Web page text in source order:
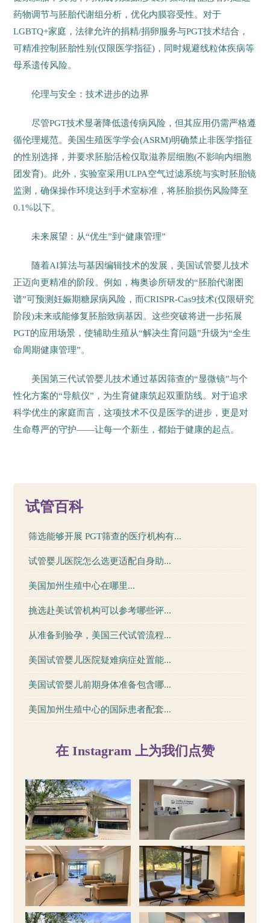
药物调节与胚胎代谢组分析，优化内膜容受性。对于
LGBTQ+家庭，法律允许的捐精/捐卵服务与PGT技术结合，
可精准控制胚胎性别(仅限医学指征)，同时规避线粒体疾病等
母系遗传风险。
伦理与安全：技术进步的边界
尽管PGT技术显著降低遗传病风险，但其应用仍需严格遵
循伦理规范。美国生殖医学学会(ASRM)明确禁止非医学指征
的性别选择，并要求胚胎活检仅取滋养层细胞(不影响内细胞
团发育)。此外，实验室采用ULPA空气过滤系统与实时胚胎镜
监测，确保操作环境达到手术室标准，将胚胎损伤风险降至
0.1%以下。
未来展望：从“优生”到“健康管理”
随着AI算法与基因编辑技术的发展，美国试管婴儿技术
正迈向更精准的阶段。例如，梅奥诊所研发的“胚胎代谢图
谱”可预测妊娠期糖尿病风险，而CRISPR-Cas9技术(仅限研究
阶段)未来或能修复胚胎致病基因。这些突破将进一步拓展
PGT的应用场景，使辅助生殖从“解决生育问题”升级为“全生
命周期健康管理”。
美国第三代试管婴儿技术通过基因筛查的“显微镜”与个
性化方案的“导航仪”，为生育健康筑起双重防线。对于追求
科学优生的家庭而言，这项技术不仅是医学的进步，更是对
生命尊严的守护——让每一个新生，都始于健康的起点。
试管百科
筛选能够开展 PGT筛查的医疗机构有...
试管婴儿医院怎么选更适配自身助...
美国加州生殖中心在哪里...
挑选赴美试管机构可以参考哪些评...
从准备到验孕，美国三代试管流程...
美国试管婴儿医院疑难病症处置能...
美国试管婴儿前期身体准备包含哪...
美国加州生殖中心的国际患者配套...
在 Instagram 上为我们点赞